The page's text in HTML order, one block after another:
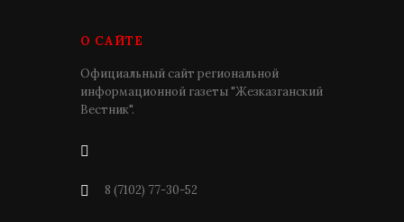
О САЙТЕ
Официальный сайт региональной
информационной газеты "Жезказганский
Вестник".
8 (7102) 77-30-52